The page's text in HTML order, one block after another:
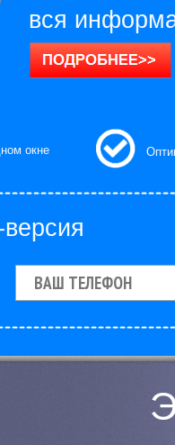
вся
окне